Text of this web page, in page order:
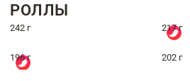
РОЛЛЫ
242 г 217 г
196 г 202 г